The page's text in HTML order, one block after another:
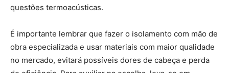
questões termoacústicas.
É importante lembrar que fazer o isolamento com mão de
obra especializada e usar materiais com maior qualidade
no mercado, evitará possíveis dores de cabeça e perda